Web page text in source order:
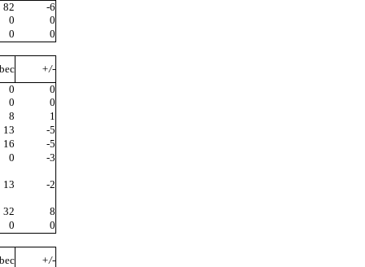
82
-6
0
0
0
0
+/-
0
0
0
0
8
1
13
-5
16
-5
0
-3
13 -2
32
8
0
0
+/-